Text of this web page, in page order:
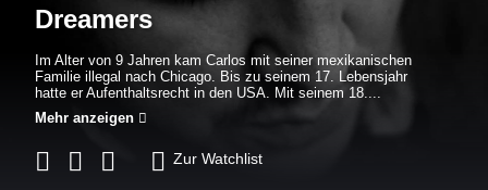
Dreamers
Im Alter von 9 Jahren kam Carlos mit seiner mexikanischen
Familie illegal nach Chicago. Bis zu seinem 17. Lebensjahr
hatte er Aufenthaltsrecht in den USA. Mit seinem 18....
Mehr anzeigen
Zur Watchlist